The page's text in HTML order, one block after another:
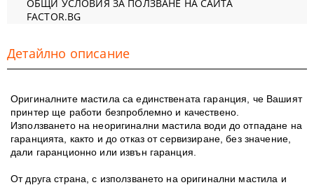
ОБЩИ УСЛОВИЯ ЗА ПОЛЗВАНЕ НА САЙТА
FACTOR.BG
Детайлно описание
Оригиналните мастила са единствената гаранция, че Вашият
принтер ще работи безпроблемно и качествено.
Използването на неоригинални мастила води до отпадане на
гаранцията, както и до отказ от сервизиране, без значение,
дали гаранционно или извън гаранция.
От друга страна, с използването на оригинални мастила и